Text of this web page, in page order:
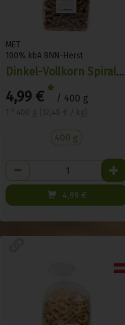
MET
100% kbA BNN-Herst
Dinkel-Vollkorn Spiralen
4,99 € * / 400 g
400 g
Anzahl
4,99 €